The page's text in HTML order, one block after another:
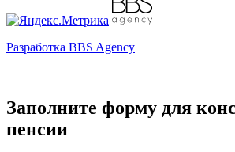
Разработка BBS Agency
Заполните форму для
пенсии